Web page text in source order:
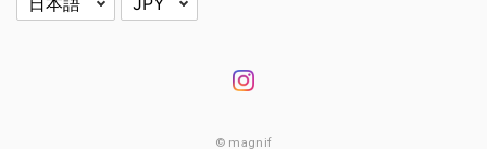
© magnif